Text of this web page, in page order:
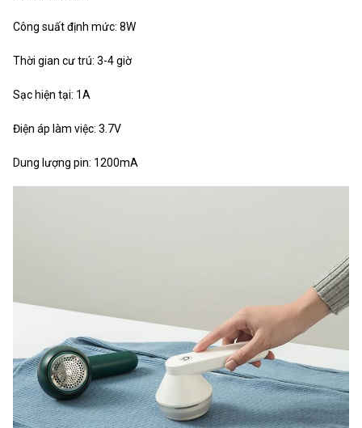
Công suất định mức: 8W
Thời gian cư trú: 3-4 giờ
Sạc hiện tại: 1A
Điện áp làm việc: 3.7V
Dung lượng pin: 1200mA